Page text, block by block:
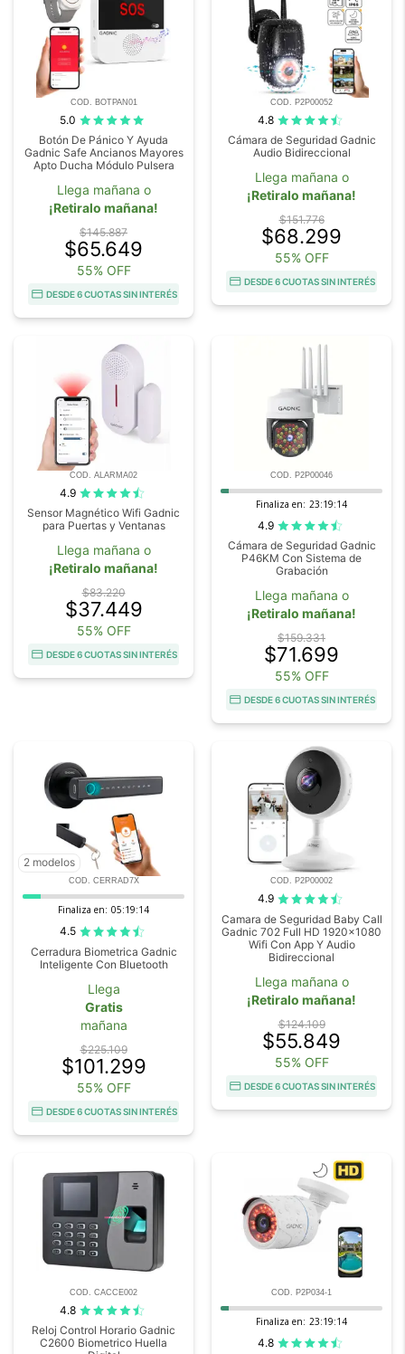
COD. BOTPAN01
5.0
Botón De Pánico Y Ayuda
Gadnic Safe Ancianos Mayores
Apto Ducha Módulo Pulsera
Llega mañana o
¡Retiralo mañana!
$145.887
$65.649
55% OFF
DESDE 6 CUOTAS SIN INTERÉS
COD. P2P00052
4.8
Cámara de Seguridad Gadnic
Audio Bidireccional
Llega mañana o
¡Retiralo mañana!
$151.776
$68.299
55% OFF
DESDE 6 CUOTAS SIN INTERÉS
COD. ALARMA02
4.9
Sensor Magnético Wifi Gadnic
para Puertas y Ventanas
Llega mañana o
¡Retiralo mañana!
$83.220
$37.449
55% OFF
DESDE 6 CUOTAS SIN INTERÉS
COD. P2P00046
Finaliza en: 23:19:13
4.9
Cámara de Seguridad Gadnic
P46KM Con Sistema de
Grabación
Llega mañana o
¡Retiralo mañana!
$159.331
$71.699
55% OFF
DESDE 6 CUOTAS SIN INTERÉS
2 modelos
COD. CERRAD7X
Finaliza en: 05:19:14
4.5
Cerradura Biometrica Gadnic
Inteligente Con Bluetooth
Llega
Gratis
mañana
$225.109
$101.299
55% OFF
DESDE 6 CUOTAS SIN INTERÉS
COD. P2P00002
4.9
Camara de Seguridad Baby Call
Gadnic 702 Full HD 1920x1080
Wifi Con App Y Audio
Bidireccional
Llega mañana o
¡Retiralo mañana!
$124.109
$55.849
55% OFF
DESDE 6 CUOTAS SIN INTERÉS
COD. CACCE002
4.8
Reloj Control Horario Gadnic
C2600 Biometrico Huella
COD. P2P034-1
Finaliza en: 23:19:13
4.8